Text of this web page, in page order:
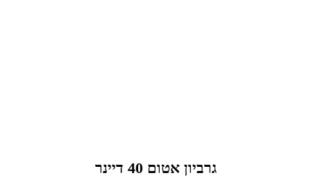
גרביון אטום 40 דיינר